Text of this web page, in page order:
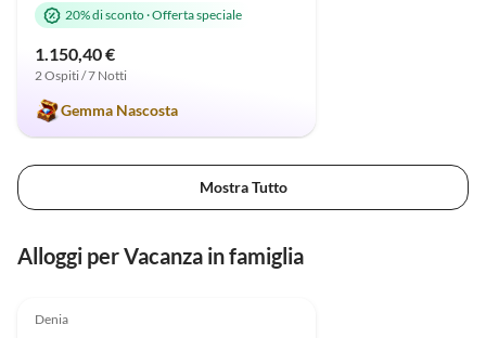
20% di sconto·Offerta speciale
1.150,40 €
2 Ospiti / 7 Notti
Gemma Nascosta
Mostra Tutto
Alloggi per Vacanza in famiglia
Annuncio in
Denia